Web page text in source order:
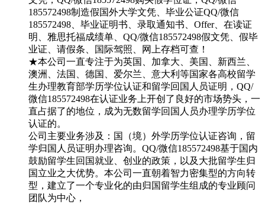
185572498制造假国外大学文凭、毕业公证QQ/微信
185572498、毕业证明书、录取通知书、Offer、在读证
明、雅思托福成绩单、QQ/微信185572498假文凭、假毕
业证、请假条、国际驾照、网上存档可查！
★本公司一直专注于为英国、加拿大、美国、新西兰、
澳洲、法国、德国、爱尔兰、意大利等国家各高校留学
生办理教育部学历学位认证和留学回国人员证明，QQ/
微信185572498在认证业务上开创了良好的市场势头，一
直占据了的地位，成为无数留学回国人员办理学历学位
认证的。
公司主要业务涉及：国（境）外学历学位认证咨询，留
学归国人员证明办理咨询。QQ/微信185572498基于国内
鼓励留学生回国就业、创业的政策，以及大批留学生归
国立业之大优势。本公司一直朝着智力密集型的方向转
型，建立了一个专业化的由归国留学生组成的专业顾问
团队为中心，